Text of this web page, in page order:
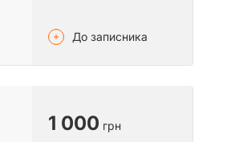
До записника
1 000 грн